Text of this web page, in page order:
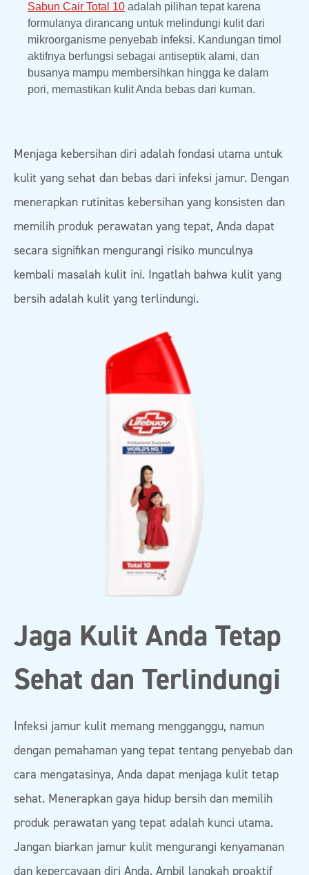
Sabun Cair Total 10 adalah pilihan tepat karena
formulanya dirancang untuk melindungi kulit dari
mikroorganisme penyebab infeksi. Kandungan timol
aktifnya berfungsi sebagai antiseptik alami, dan
busanya mampu membersihkan hingga ke dalam
pori, memastikan kulit Anda bebas dari kuman.
Menjaga kebersihan diri adalah fondasi utama untuk
kulit yang sehat dan bebas dari infeksi jamur. Dengan
menerapkan rutinitas kebersihan yang konsisten dan
memilih produk perawatan yang tepat, Anda dapat
secara signifikan mengurangi risiko munculnya
kembali masalah kulit ini. Ingatlah bahwa kulit yang
bersih adalah kulit yang terlindungi.
Jaga Kulit Anda Tetap
Sehat dan Terlindungi
Infeksi jamur kulit memang mengganggu, namun
dengan pemahaman yang tepat tentang penyebab dan
cara mengatasinya, Anda dapat menjaga kulit tetap
sehat. Menerapkan gaya hidup bersih dan memilih
produk perawatan yang tepat adalah kunci utama.
Jangan biarkan jamur kulit mengurangi kenyamanan
dan kepercayaan diri Anda. Ambil langkah proaktif